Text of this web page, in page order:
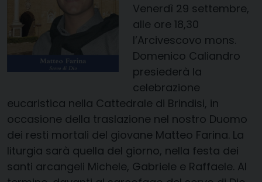
Venerdì 29 settembre,
alle ore 18,30
l’Arcivescovo mons.
Domenico Caliandro
presiederà la
celebrazione
eucaristica nella Cattedrale di Brindisi, in
occasione della traslazione nel nostro Duomo
dei resti mortali del giovane Matteo Farina. La
liturgia sarà quella del giorno, nella festa dei
santi arcangeli Michele, Gabriele e Raffaele. Al